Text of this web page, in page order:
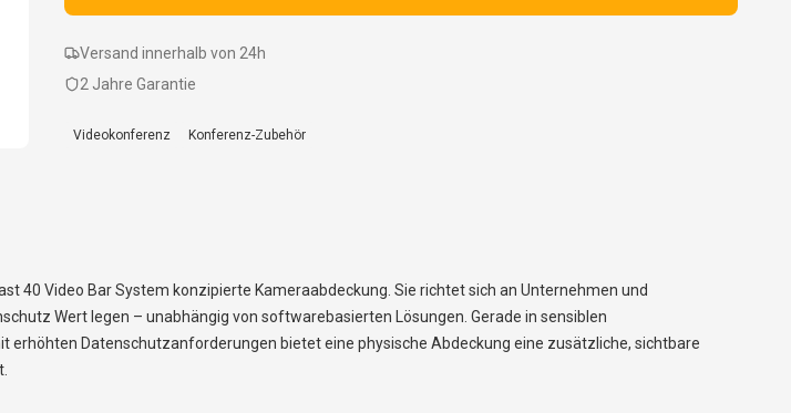
Versand innerhalb von 24h
2 Jahre Garantie
Videokonferenz Konferenz-Zubehör
40 Video Bar System konzipierte Kameraabdeckung. Sie richtet sich an Unternehmen und
Wert legen – unabhängig von softwarebasierten Lösungen. Gerade in sensiblen
Datenschutzanforderungen bietet eine physische Abdeckung eine zusätzliche, sichtbare